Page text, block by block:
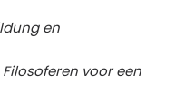
en
Filosoferen voor een